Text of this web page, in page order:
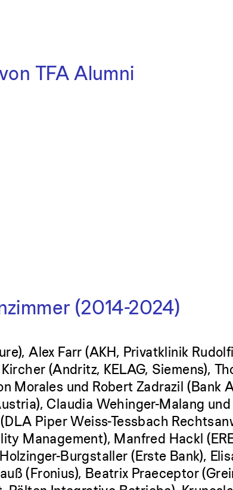
TFA Alumni
(2014-2024)
Alex Farr (AKH, Privatklinik
(Andritz, KELAG, Siemens),
Morales und Robert Zadrazil (Bank
Claudia Wehinger-Malang
Piper Weiss-Tessbach
Management), Manfred Hackl
Burgstaller (Erste Bank),
(Fronius), Beatrix Praeceptor